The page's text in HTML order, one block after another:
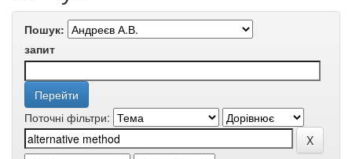
Пошук:
запит
Поточні фільтри: